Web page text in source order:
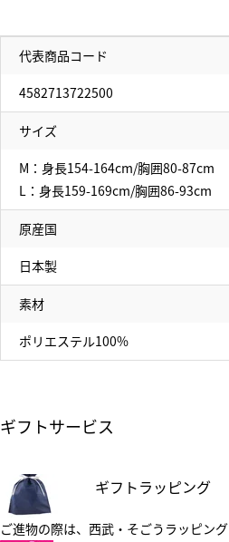
代表商品コード
4582713722500
サイズ
M：身長154-164cm/胸囲80-87cm
L：身長159-169cm/胸囲86-93cm
原産国
日本製
素材
ポリエステル100%
ギフトサービス
ギフトラッピング
ご進物の際は、西武・そごうラッピング